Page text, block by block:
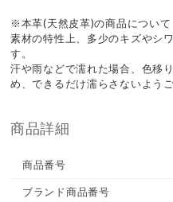
※本革(天然皮革)の商品について
素材の特性上、多少のキズやシ
す。
汗や雨などで濡れた場合、色移
め、できるだけ濡らさないよう
商品詳細
商品番号
ブランド商品番号